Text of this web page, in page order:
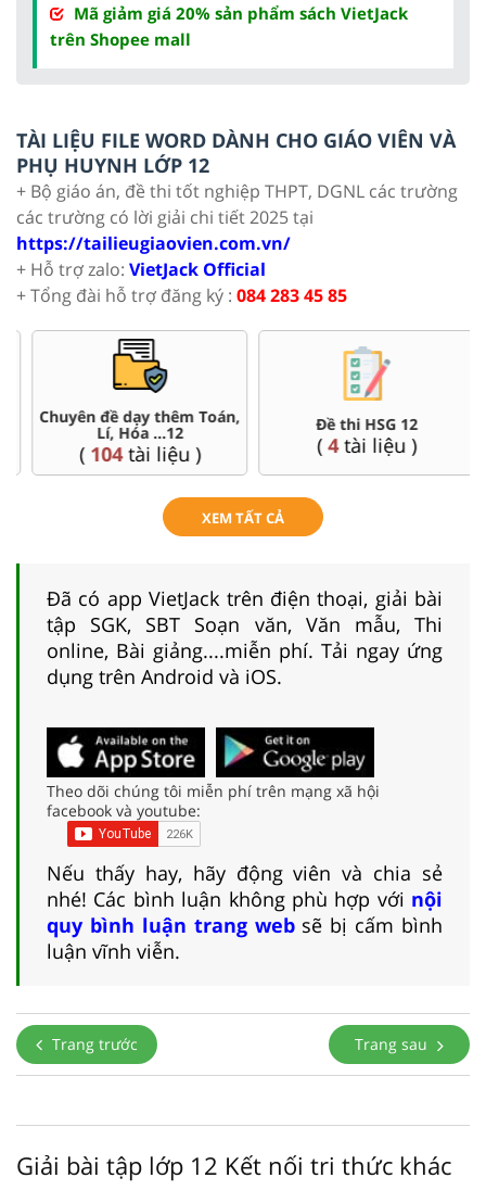
Mã giảm giá 20% sản phẩm sách VietJack
trên Shopee mall
TÀI LIỆU FILE WORD DÀNH CHO GIÁO VIÊN VÀ
PHỤ HUYNH LỚP 12
+ Bộ giáo án, đề thi tốt nghiệp THPT, DGNL các trường
các trường có lời giải chi tiết 2025 tại
https://tailieugiaovien.com.vn/
+ Hỗ trợ zalo: VietJack Official
+ Tổng đài hỗ trợ đăng ký : 084 283 45 85
Chuyên đề dạy thêm Toán,
Lí, Hóa ...12
104tài liệu )
Đề thi HSG 12
4tài liệu )
XEM TẤT CẢ
Đã có app VietJack trên điện thoại, giải bài
tập SGK, SBT Soạn văn, Văn mẫu, Thi
online, Bài giảng....miễn phí. Tải ngay ứng
dụng trên Android và iOS.
Theo dõi chúng tôi miễn phí trên mạng xã hội
facebook và youtube:
Nếu thấy hay, hãy động viên và chia sẻ
nhé! Các bình luận không phù hợp với nội
quy bình luận trang websẽ bị cấm bình
luận vĩnh viễn.
Trang trước Trang sau
Giải bài tập lớp 12 Kết nối tri thức khác